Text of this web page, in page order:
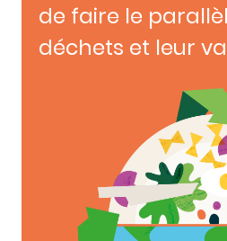
de faire le
déchets et leur